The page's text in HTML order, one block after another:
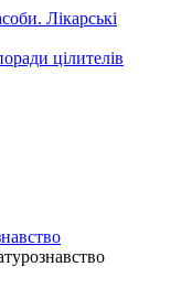
Лікарські
цілителів